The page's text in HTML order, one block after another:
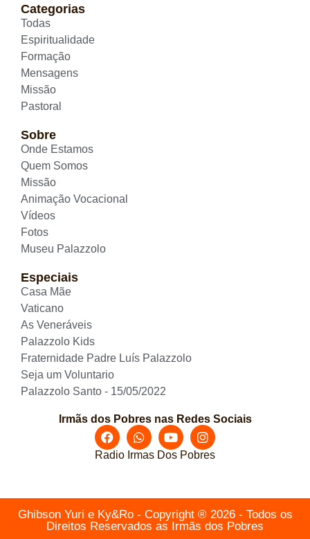
Categorias
Todas
Espiritualidade
Formação
Mensagens
Missão
Pastoral
Sobre
Onde Estamos
Quem Somos
Missão
Animação Vocacional
Vídeos
Fotos
Museu Palazzolo
Especiais
Casa Mãe
Vaticano
As Veneráveis
Palazzolo Kids
Fraternidade Padre Luís Palazzolo
Seja um Voluntario
Palazzolo Santo - 15/05/2022
Irmãs dos Pobres nas Redes Sociais
Radio Irmas Dos Pobres
Ghibson Yuri e Ky&Ro - Copyright ® 2026 - Todos os
Direitos Reservados as Irmãs dos Pobres